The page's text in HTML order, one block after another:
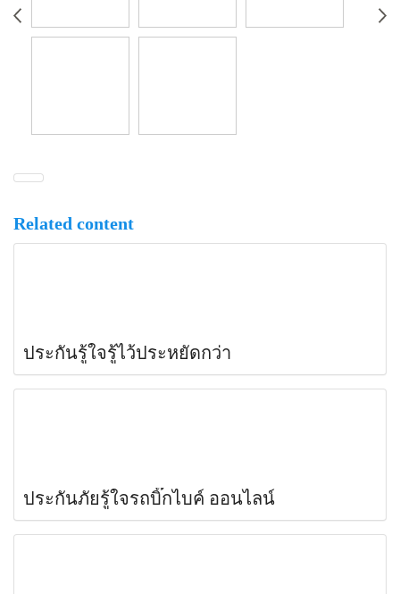
Related content
ประกันรู้ใจรู้ไว้ประหยัดกว่า
ประกันภัยรู้ใจรถบิ๊กไบค์ ออนไลน์